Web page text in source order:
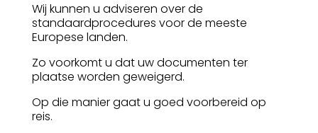
Wij kunnen u adviseren over de
standaardprocedures voor de meeste
Europese landen.
Zo voorkomt u dat uw documenten ter
plaatse worden geweigerd.
Op die manier gaat u goed voorbereid op
reis.